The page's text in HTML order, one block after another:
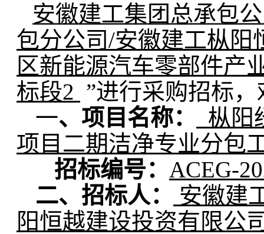
安徽建工集团总承包
包分公司/安徽建工枞
区新能源汽车零部件产
标段2 ”进行采购招标
一、项目名称：
枞阳
项目二期洁净专业分包
招标编号： ACEG-
二、招标人：
安徽建
阳恒越建设投资有限公